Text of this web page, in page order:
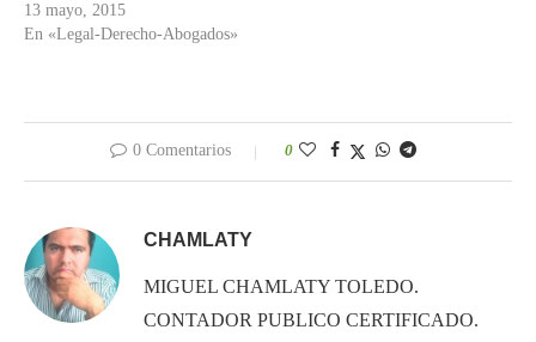
13 mayo, 2015
En «Legal-Derecho-Abogados»
0 Comentarios 0
CHAMLATY
MIGUEL CHAMLATY TOLEDO.
CONTADOR PUBLICO CERTIFICADO.